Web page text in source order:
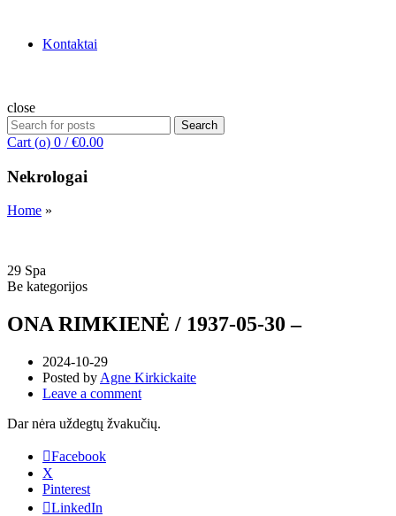
Kontaktai
close
Search
for:
Search
Cart (o) 0 / €0.00
Nekrologai
Home »
29 Spa
Be kategorijos
ONA RIMKIENĖ / 1937-05-30 –
2024-10-29
Posted by Agne Kirkickaite
Leave a comment
Dar nėra uždegtų žvakučių.
Facebook
X
Pinterest
LinkedIn